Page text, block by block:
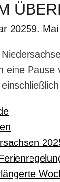
20259.
eine